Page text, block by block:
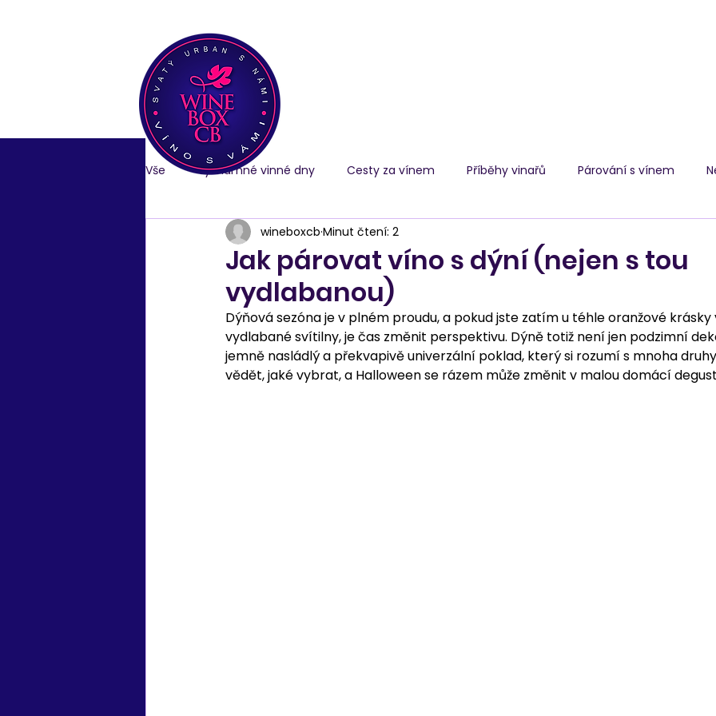
Vše Významné vinné dny Cesty za vínem Příběhy vinařů Párování s vínem
Jak párovat víno s dýní (nejen s tou
vydlabanou)
wineboxcb Minut čtení: 2
Dýňová sezóna je v plném proudu, a pokud jste zatím u téhle oranžové
vydlabané svítilny, je čas změnit perspektivu. Dýně totiž není jen podzimní
jemně nasládlý a překvapivě univerzální poklad, který si rozumí s mnoha
vědět, jaké vybrat, a Halloween se rázem může změnit v malou domácí